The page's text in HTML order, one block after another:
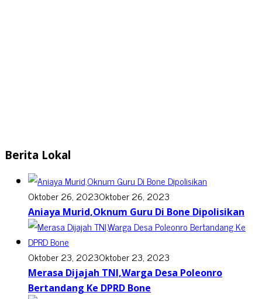
Berita Lokal
Oktober 26, 2023Oktober 26, 2023
Aniaya Murid,Oknum Guru Di Bone Dipolisikan
Oktober 23, 2023Oktober 23, 2023
Merasa Dijajah TNI,Warga Desa Poleonro
Bertandang Ke DPRD Bone